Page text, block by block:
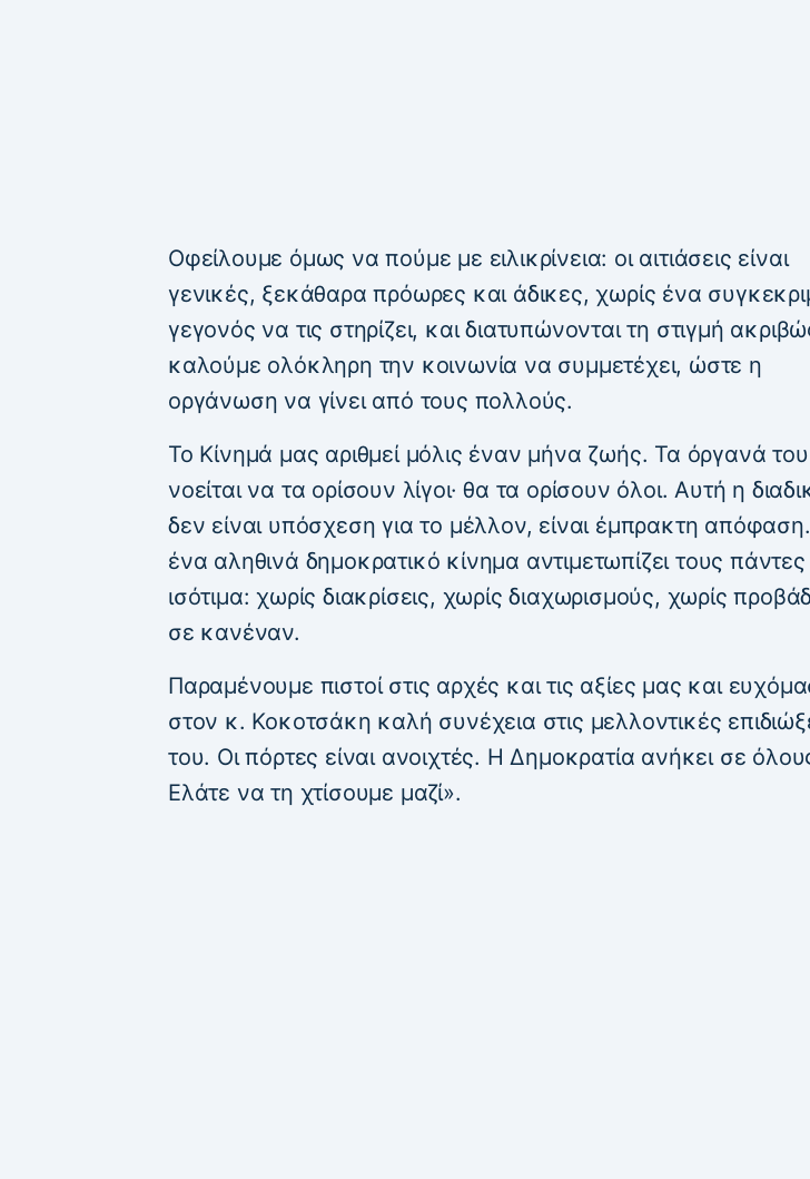
Οφείλουμε όμως να πούμε με ειλικρίνεια: οι αιτιάσεις είναι
γενικές, ξεκάθαρα πρόωρες και άδικες, χωρίς ένα
γεγονός να τις στηρίζει, και διατυπώνονται τη στιγμή
καλούμε ολόκληρη την κοινωνία να συμμετέχει, ώστε η
οργάνωση να γίνει από τους πολλούς.
Το Κίνημά μας αριθμεί μόλις έναν μήνα ζωής. Τα όργανά
νοείται να τα ορίσουν λίγοι· θα τα ορίσουν όλοι. Αυτή η
δεν είναι υπόσχεση για το μέλλον, είναι έμπρακτη
ένα αληθινά δημοκρατικό κίνημα αντιμετωπίζει τους πάντες
ισότιμα: χωρίς διακρίσεις, χωρίς διαχωρισμούς, χωρίς
σε κανέναν.
Παραμένουμε πιστοί στις αρχές και τις αξίες μας και
στον κ. Κοκοτσάκη καλή συνέχεια στις μελλοντικές
του. Οι πόρτες είναι ανοιχτές. Η Δημοκρατία ανήκει σε
Ελάτε να τη χτίσουμε μαζί».